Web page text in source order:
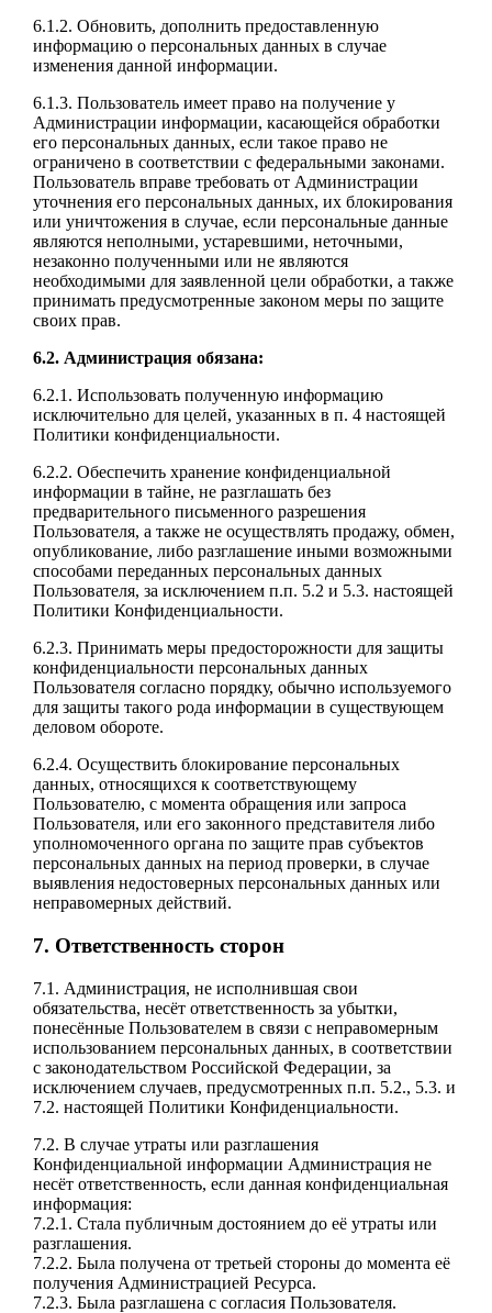
6.1.2. Обновить, дополнить предоставленную
информацию о персональных данных в случае
изменения данной информации.
6.1.3. Пользователь имеет право на получение у
Администрации информации, касающейся обработки
его персональных данных, если такое право не
ограничено в соответствии с федеральными законами.
Пользователь вправе требовать от Администрации
уточнения его персональных данных, их блокирования
или уничтожения в случае, если персональные данные
являются неполными, устаревшими, неточными,
незаконно полученными или не являются
необходимыми для заявленной цели обработки, а также
принимать предусмотренные законом меры по защите
своих прав.
6.2. Администрация обязана:
6.2.1. Использовать полученную информацию
исключительно для целей, указанных в п. 4 настоящей
Политики конфиденциальности.
6.2.2. Обеспечить хранение конфиденциальной
информации в тайне, не разглашать без
предварительного письменного разрешения
Пользователя, а также не осуществлять продажу, обмен,
опубликование, либо разглашение иными возможными
способами переданных персональных данных
Пользователя, за исключением п.п. 5.2 и 5.3. настоящей
Политики Конфиденциальности.
6.2.3. Принимать меры предосторожности для защиты
конфиденциальности персональных данных
Пользователя согласно порядку, обычно используемого
для защиты такого рода информации в существующем
деловом обороте.
6.2.4. Осуществить блокирование персональных
данных, относящихся к соответствующему
Пользователю, с момента обращения или запроса
Пользователя, или его законного представителя либо
уполномоченного органа по защите прав субъектов
персональных данных на период проверки, в случае
выявления недостоверных персональных данных или
неправомерных действий.
7. Ответственность сторон
7.1. Администрация, не исполнившая свои
обязательства, несёт ответственность за убытки,
понесённые Пользователем в связи с неправомерным
использованием персональных данных, в соответствии
с законодательством Российской Федерации, за
исключением случаев, предусмотренных п.п. 5.2., 5.3. и
7.2. настоящей Политики Конфиденциальности.
7.2. В случае утраты или разглашения
Конфиденциальной информации Администрация не
несёт ответственность, если данная конфиденциальная
информация:
7.2.1. Стала публичным достоянием до её утраты или
разглашения.
7.2.2. Была получена от третьей стороны до момента её
получения Администрацией Ресурса.
7.2.3. Была разглашена с согласия Пользователя.